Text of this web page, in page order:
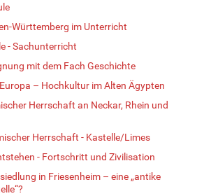
Württemberg im Unterricht
- Sachunterricht
mit dem Fach Geschichte
– Hochkultur im Alten Ägypten
Herrschaft an Neckar, Rhein und
Herrschaft - Kastelle/Limes
- Fortschritt und Zivilisation
in Friesenheim – eine „antike